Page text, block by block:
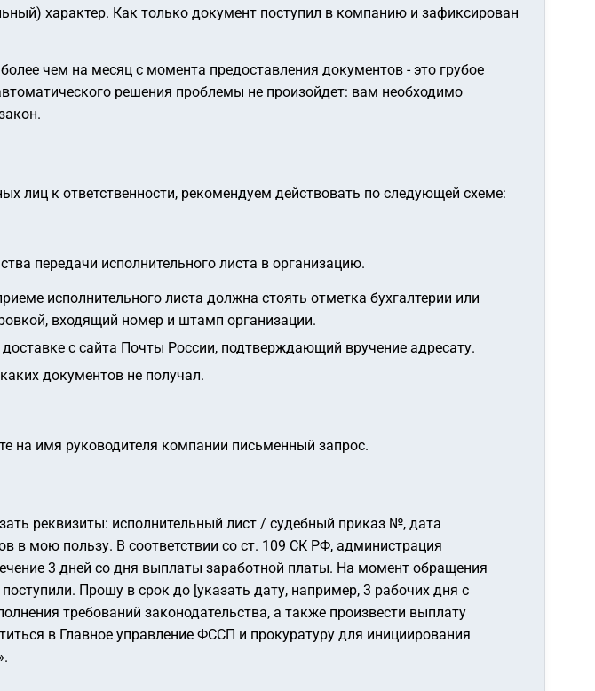
характер. Как только документ поступил в компанию и зафиксирован
чем на месяц с момента предоставления документов - это грубое
решения проблемы не произойдет: вам необходимо
лиц к ответственности, рекомендуем действовать по следующей схеме:
передачи исполнительного листа в организацию.
исполнительного листа должна стоять отметка бухгалтерии или
входящий номер и штамп организации.
с сайта Почты России, подтверждающий вручение адресату.
документов не получал.
на имя руководителя компании письменный запрос.
реквизиты: исполнительный лист / судебный приказ №, дата
мою пользу. В соответствии со ст. 109 СК РФ, администрация
3 дней со дня выплаты заработной платы. На момент обращения
Прошу в срок до [указать дату, например, 3 рабочих дня с
требований законодательства, а также произвести выплату
в Главное управление ФССП и прокуратуру для инициирования